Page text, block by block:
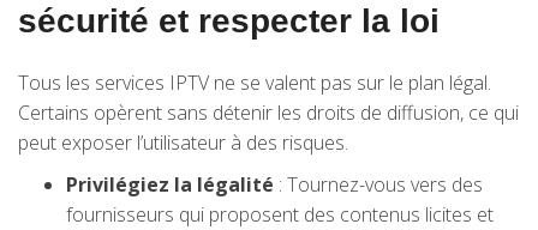
sécurité et respecter la loi
Tous les services IPTV ne se valent pas sur le plan légal.
Certains opèrent sans détenir les droits de diffusion, ce qui
peut exposer l’utilisateur à des risques.
Privilégiez la légalité : Tournez-vous vers des
fournisseurs qui proposent des contenus licites et